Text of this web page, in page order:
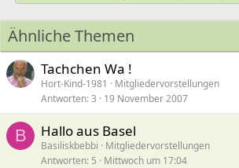
Ähnliche Themen
Tachchen Wa !
Hort-Kind-1981
Mitgliedervorstellungen
Antworten 3 19 November 2007
B Hallo aus Basel
Basiliskbebbi
Mitgliedervorstellungen
Antworten 5 Mittwoch um 17:04